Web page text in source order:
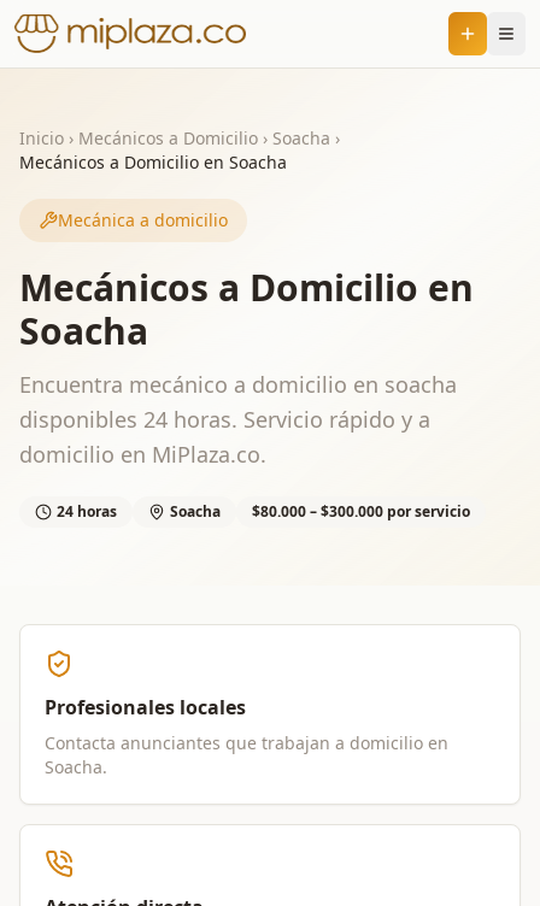
Inicio › Mecánicos a Domicilio › Soacha ›
Mecánicos a Domicilio en Soacha
Mecánica a domicilio
Mecánicos a Domicilio en
Soacha
Encuentra mecánico a domicilio en soacha
disponibles 24 horas. Servicio rápido y a
domicilio en MiPlaza.co.
24 horas Soacha $80.000 – $300.000 por servicio
Profesionales locales
Contacta anunciantes que trabajan a domicilio en
Soacha.